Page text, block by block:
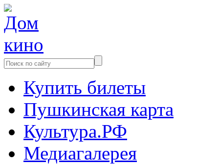
Купить билеты
Пушкинская карта
Культура.РФ
Медиагалерея